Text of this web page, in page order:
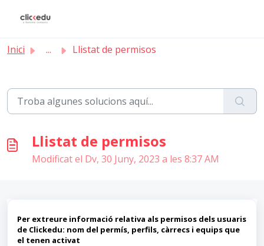
Inici ... Llistat de permisos
Llistat de permisos
Modificat el Dv, 30 Juny, 2023 a les 8:37 AM
Per extreure informació relativa als permisos dels usuaris
de Clickedu: nom del permís, perfils, càrrecs i equips que
el tenen activat